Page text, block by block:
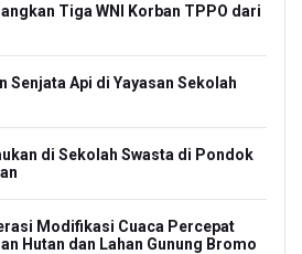
Tiga WNI Korban TPPO dari
Senjata Api di Yayasan Sekolah
di Sekolah Swasta di Pondok
Modifikasi Cuaca Percepat
Hutan dan Lahan Gunung Bromo